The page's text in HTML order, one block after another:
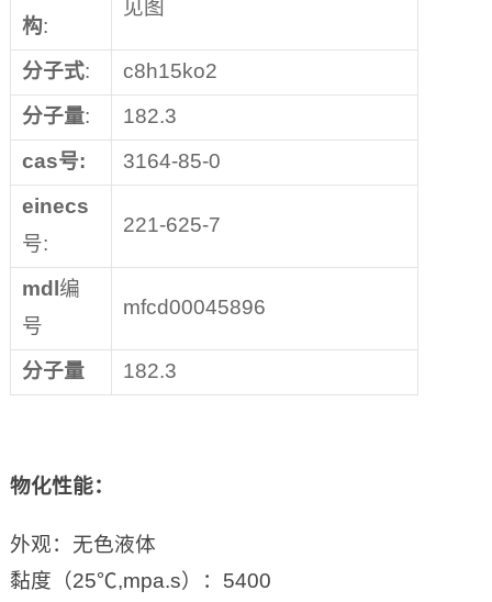
构:
见图
分子式:
c8h15ko2
分子量:
182.3
cas号:
3164-85-0
einecs
号:
221-625-7
mdl 编
号
mfcd00045896
分子量 182.3
物化性能：
外观：无色液体
黏度（25℃,mpa.s）：5400